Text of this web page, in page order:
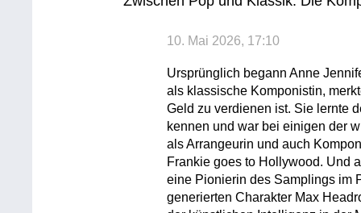
10. Mai 2026, 17:10
Ursprünglich begann Anne
als klassische Komponistin,
Geld zu verdienen ist. Sie lernte
kennen und war bei einigen der
als Arrangeurin und auch
Frankie goes to Hollywood. Und
eine Pionierin des Samplings im
generierten Charakter Max